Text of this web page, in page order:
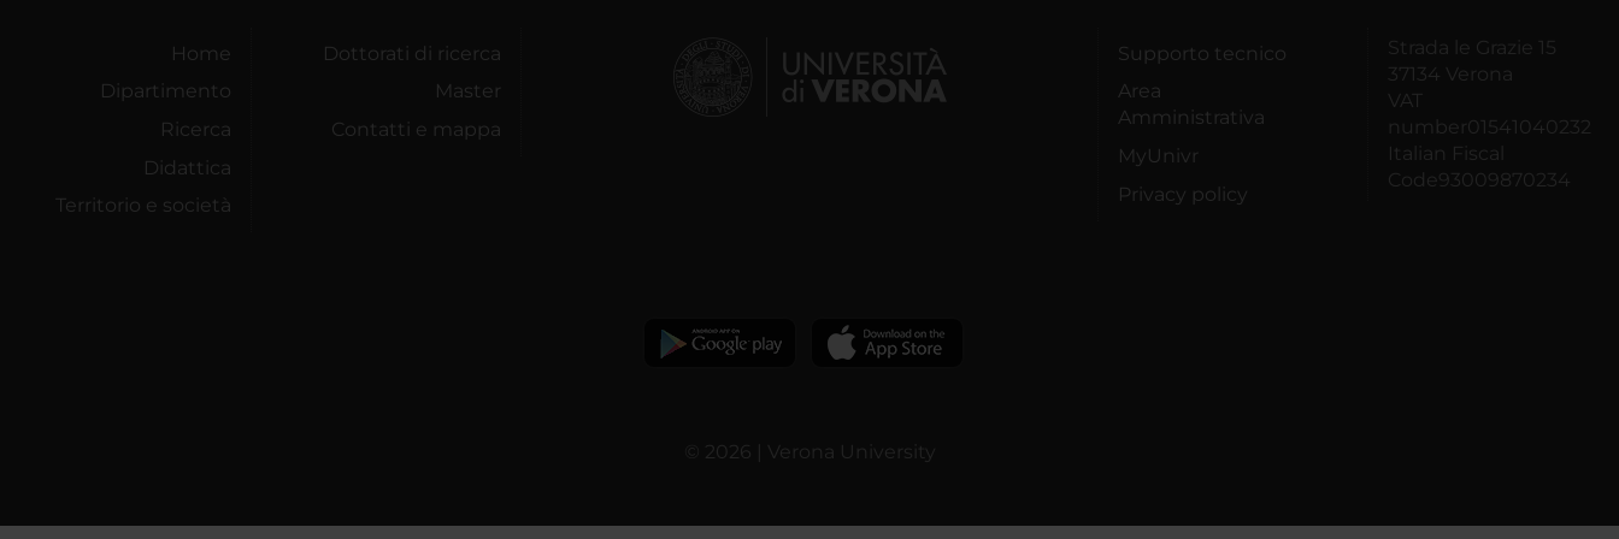
Home
Dipartimento
Ricerca
Didattica
Territorio e società
Dottorati di ricerca
Master
Contatti e mappa
Supporto tecnico
Area
Amministrativa
MyUnivr
Privacy policy
Strada le Grazie 15
37134 Verona
VAT
number01541040232
Italian Fiscal
Code93009870234
© 2026 | Verona University